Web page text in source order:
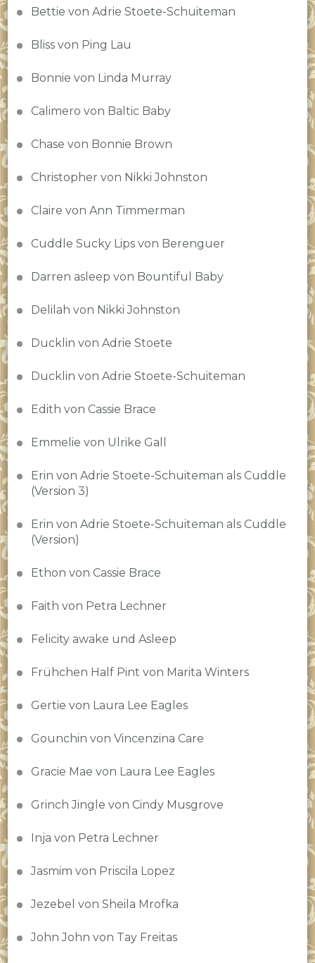
Bettie von Adrie Stoete-Schuiteman
Bliss von Ping Lau
Bonnie von Linda Murray
Calimero von Baltic Baby
Chase von Bonnie Brown
Christopher von Nikki Johnston
Claire von Ann Timmerman
Cuddle Sucky Lips von Berenguer
Darren asleep von Bountiful Baby
Delilah von Nikki Johnston
Ducklin von Adrie Stoete
Ducklin von Adrie Stoete-Schuiteman
Edith von Cassie Brace
Emmelie von Ulrike Gall
Erin von Adrie Stoete-Schuiteman als Cuddle
(Version 3)
Erin von Adrie Stoete-Schuiteman als Cuddle
(Version)
Ethon von Cassie Brace
Faith von Petra Lechner
Felicity awake und Asleep
Frühchen Half Pint von Marita Winters
Gertie von Laura Lee Eagles
Gounchin von Vincenzina Care
Gracie Mae von Laura Lee Eagles
Grinch Jingle von Cindy Musgrove
Inja von Petra Lechner
Jasmim von Priscila Lopez
Jezebel von Sheila Mrofka
John John von Tay Freitas